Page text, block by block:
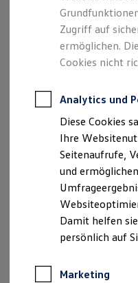
Autokredit
Versicherungen
Kfz-
Garantien
Behörden
Anpfiff zum
Elektromobilität
Elektroautos
ID. Tutorials
ID. EVERY1
Reichweite
Hier geben wir Ihnen
Software-Update in
Wenn ein
Infotainment-
Informationen
Autorisierung:
In der
Download des
alternativ auch
später erneut
Der Download
Zugriff auf
ermöglichen.
Cookies nicht
Analytics und
Diese Cookies
Ihre
Seitenaufrufe,
und
Damit helfen
persönlich auf
Marketing